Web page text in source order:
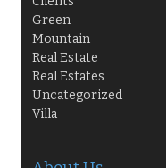
Green
Mountain
Real Estate
Real Estates
Uncategorized
Villa